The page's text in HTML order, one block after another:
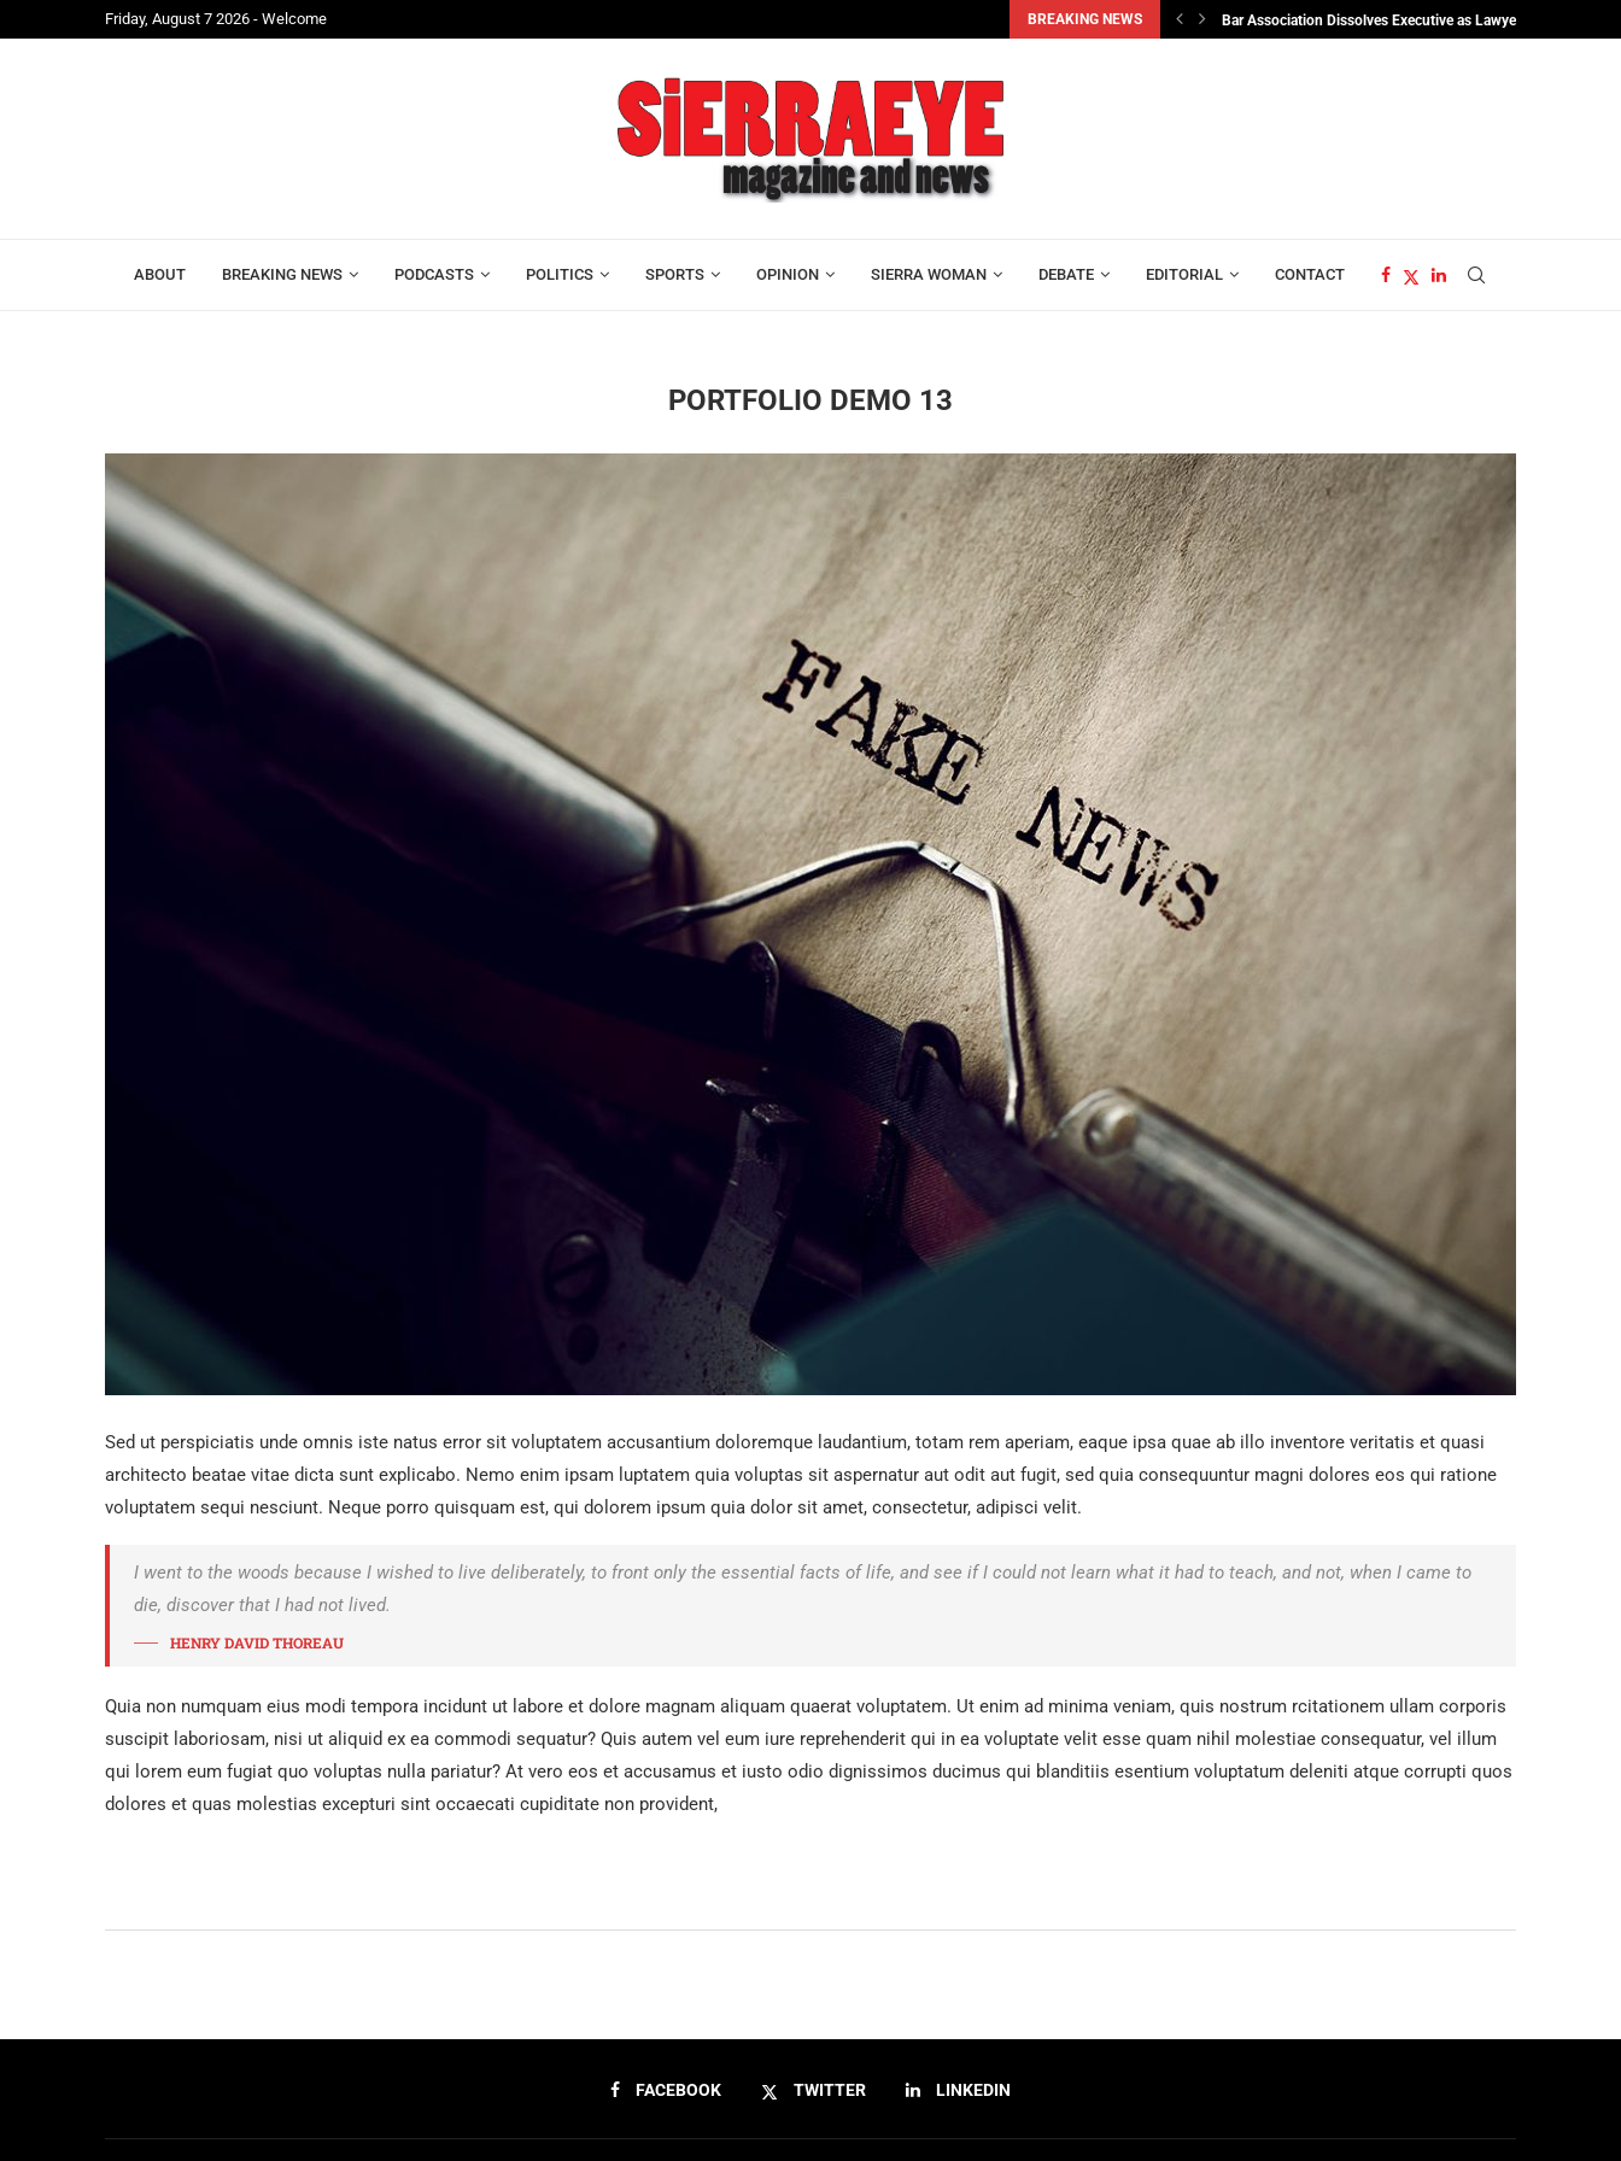
Friday, August 7 2026 - Welcome BREAKING NEWS Bar Association Dissolves Executive as Lawyers Elect Osman...
ABOUT BREAKING NEWS PODCASTS POLITICS SPORTS OPINION SIERRA WOMAN DEBATE EDITORIAL CONTACT
PORTFOLIO DEMO 13
Sed ut perspiciatis unde omnis iste natus error sit voluptatem accusantium doloremque laudantium, totam rem aperiam, eaque ipsa quae ab illo inventore veritatis et quasi
architecto beatae vitae dicta sunt explicabo. Nemo enim ipsam luptatem quia voluptas sit aspernatur aut odit aut fugit, sed quia consequuntur magni dolores eos qui ratione
voluptatem sequi nesciunt. Neque porro quisquam est, qui dolorem ipsum quia dolor sit amet, consectetur, adipisci velit.
I went to the woods because I wished to live deliberately, to front only the essential facts of life, and see if I could not learn what it had to teach, and not, when I came to
die, discover that I had not lived.
HENRY DAVID THOREAU
Quia non numquam eius modi tempora incidunt ut labore et dolore magnam aliquam quaerat voluptatem. Ut enim ad minima veniam, quis nostrum rcitationem ullam corporis
suscipit laboriosam, nisi ut aliquid ex ea commodi sequatur? Quis autem vel eum iure reprehenderit qui in ea voluptate velit esse quam nihil molestiae consequatur, vel illum
qui lorem eum fugiat quo voluptas nulla pariatur? At vero eos et accusamus et iusto odio dignissimos ducimus qui blanditiis esentium voluptatum deleniti atque corrupti quos
dolores et quas molestias excepturi sint occaecati cupiditate non provident,
FACEBOOK TWITTER LINKEDIN